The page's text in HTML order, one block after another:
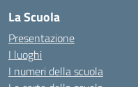
La Scuola
Presentazione
I luoghi
I numeri della scuola